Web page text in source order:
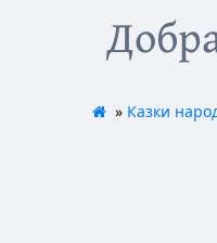
» Казки